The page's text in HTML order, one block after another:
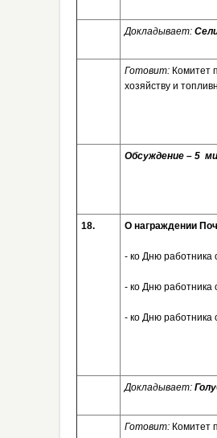
Докладывает:
Готовит: Комитет
хозяйству и
Обсуждение – 5
18. О награждении
- ко Дню работника
- ко Дню работника
- ко Дню работника
Докладывает:
Готовит: Комитет